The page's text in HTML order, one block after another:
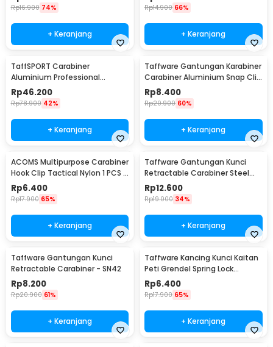
Rp16.900 74%
+ Keranjang
Rp14.900 66%
+ Keranjang
TaffSPORT Carabiner
Aluminium Professional
Heavy-Duty Locking 25kN -
CE21
Rp46.200
Rp78.900 42%
+ Keranjang
Taffware Gantungan Karabiner
Carabiner Aluminium Snap Clip
Lock 6 PCS - ST15
Rp8.400
Rp20.900 60%
+ Keranjang
ACOMS Multipurpose Carabiner
Hook Clip Tactical Nylon 1 PCS -
HW75
Rp6.400
Rp17.900 65%
+ Keranjang
Taffware Gantungan Kunci
Retractable Carabiner Steel
Wire - SN40
Rp12.600
Rp19.000 34%
+ Keranjang
Taffware Gantungan Kunci
Retractable Carabiner - SN42
Rp8.200
Rp20.900 61%
+ Keranjang
Taffware Kancing Kunci Kaitan
Peti Grendel Spring Lock
Stainless Steel XL - J107
Rp6.400
Rp17.900 65%
+ Keranjang